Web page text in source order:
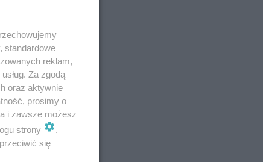
Warto
z
standardowe
reklam,
Za zgodą
oraz aktywnie
prosimy o
i zawsze możesz
strony
.
się